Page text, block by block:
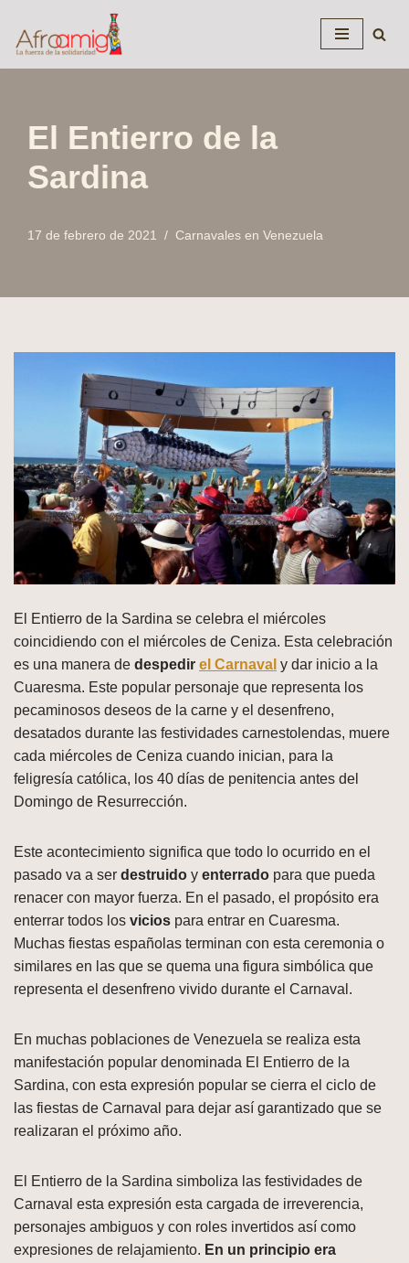
Saltar
al
El Entierro de la
Sardina
17 de febrero de 2021 Carnavales en Venezuela
El Entierro de la Sardina se celebra el miércoles
coincidiendo con el miércoles de Ceniza. Esta celebración
es una manera de despedir el Carnaval y dar inicio a la
Cuaresma. Este popular personaje que representa los
pecaminosos deseos de la carne y el desenfreno,
desatados durante las festividades carnestolendas, muere
cada miércoles de Ceniza cuando inician, para la
feligresía católica, los 40 días de penitencia antes del
Domingo de Resurrección.
Este acontecimiento significa que todo lo ocurrido en el
pasado va a ser destruido y enterrado para que pueda
renacer con mayor fuerza. En el pasado, el propósito era
enterrar todos los vicios para entrar en Cuaresma.
Muchas fiestas españolas terminan con esta ceremonia o
similares en las que se quema una figura simbólica que
representa el desenfreno vivido durante el Carnaval.
En muchas poblaciones de Venezuela se realiza esta
manifestación popular denominada El Entierro de la
Sardina, con esta expresión popular se cierra el ciclo de
las fiestas de Carnaval para dejar así garantizado que se
realizaran el próximo año.
El Entierro de la Sardina simboliza las festividades de
Carnaval esta expresión esta cargada de irreverencia,
personajes ambiguos y con roles invertidos así como
expresiones de relajamiento. En un principio era